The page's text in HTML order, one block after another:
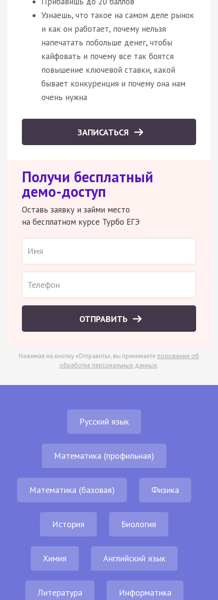
Узнаешь, что такое на самом деле рынок
и как он работает, почему нельзя
напечатать побольше денег, чтобы
кайфовать и почему все так боятся
повышение ключевой ставки, какой
бывает конкуренция и почему она нам
очень нужна
ЗАПИСАТЬСЯ
Получи бесплатный
демо-доступ
Оставь заявку и займи место
на бесплатном курсе Турбо ЕГЭ
ОТПРАВИТЬ
Нажимая на кнопку «Отправить», вы принимаете положение об
обработке персональных данных.
Русский язык
Математика (профильная)
Математика (базовая) Физика
История Биология
Химия Английский язык
Литература Информатика